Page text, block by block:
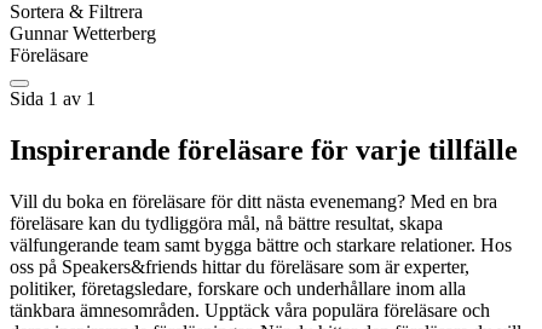
Sortera & Filtrera
Gunnar Wetterberg
Föreläsare
Sida 1 av 1
Inspirerande föreläsare för varje tillfälle
Vill du boka en föreläsare för ditt nästa evenemang? Med en bra
föreläsare kan du tydliggöra mål, nå bättre resultat, skapa
välfungerande team samt bygga bättre och starkare relationer. Hos
oss på Speakers&friends hittar du föreläsare som är experter,
politiker, företagsledare, forskare och underhållare inom alla
tänkbara ämnesområden. Upptäck våra populära föreläsare och